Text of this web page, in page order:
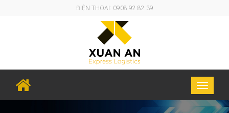
ĐIỆN THOẠI: 0908 92 82 39
Toggle